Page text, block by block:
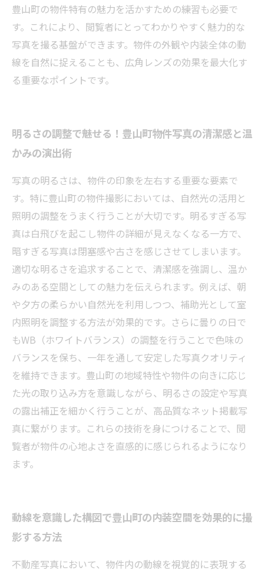
豊山町の物件特有の魅力を活かすための練習も必要で
す。これにより、閲覧者にとってわかりやすく魅力的な
写真を撮る基盤ができます。物件の外観や内装全体の動
線を自然に捉えることも、広角レンズの効果を最大化す
る重要なポイントです。
明るさの調整で魅せる！豊山町物件写真の清潔感と温
かみの演出術
写真の明るさは、物件の印象を左右する重要な要素で
す。特に豊山町の物件撮影においては、自然光の活用と
照明の調整をうまく行うことが大切です。明るすぎる写
真は白飛びを起こし物件の詳細が見えなくなる一方で、
暗すぎる写真は閉塞感や古さを感じさせてしまいます。
適切な明るさを追求することで、清潔感を強調し、温か
みのある空間としての魅力を伝えられます。例えば、朝
や夕方の柔らかい自然光を利用しつつ、補助光として室
内照明を調整する方法が効果的です。さらに曇りの日で
もWB（ホワイトバランス）の調整を行うことで色味の
バランスを保ち、一年を通して安定した写真クオリティ
を維持できます。豊山町の地域特性や物件の向きに応じ
た光の取り込み方を意識しながら、明るさの設定や写真
の露出補正を細かく行うことが、高品質なネット掲載写
真に繋がります。これらの技術を身につけることで、閲
覧者が物件の心地よさを直感的に感じられるようになり
ます。
動線を意識した構図で豊山町の内装空間を効果的に撮
影する方法
不動産写真において、物件内の動線を視覚的に表現する